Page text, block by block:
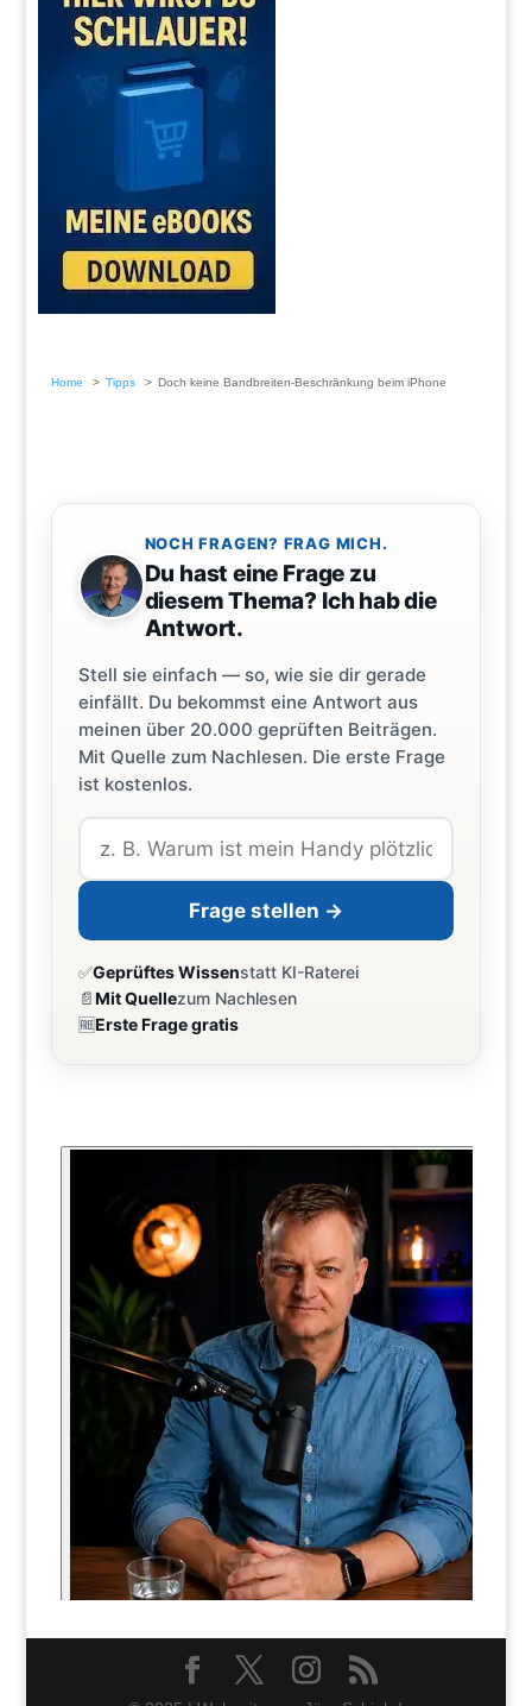
Home Tipps Doch keine Bandbreiten-Beschränkung beim iPhone
NOCH FRAGEN? FRAG MICH.
Du hast eine Frage zu
diesem Thema? Ich hab die
Antwort.
Stell sie einfach — so, wie sie dir gerade
einfällt. Du bekommst eine Antwort aus
meinen über 20.000 geprüften Beiträgen.
Mit Quelle zum Nachlesen. Die erste Frage
ist kostenlos.
Frage stellen →
✅Geprüftes Wissenstatt KI-Raterei
📄Mit Quellezum Nachlesen
🆓Erste Frage gratis